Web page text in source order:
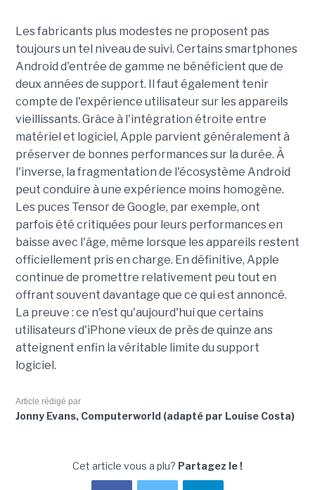
Les fabricants plus modestes ne proposent pas
toujours un tel niveau de suivi. Certains smartphones
Android d'entrée de gamme ne bénéficient que de
deux années de support. Il faut également tenir
compte de l'expérience utilisateur sur les appareils
vieillissants. Grâce à l'intégration étroite entre
matériel et logiciel, Apple parvient généralement à
préserver de bonnes performances sur la durée. À
l'inverse, la fragmentation de l'écosystème Android
peut conduire à une expérience moins homogène.
Les puces Tensor de Google, par exemple, ont
parfois été critiquées pour leurs performances en
baisse avec l'âge, même lorsque les appareils restent
officiellement pris en charge. En définitive, Apple
continue de promettre relativement peu tout en
offrant souvent davantage que ce qui est annoncé.
La preuve : ce n'est qu'aujourd'hui que certains
utilisateurs d'iPhone vieux de près de quinze ans
atteignent enfin la véritable limite du support
logiciel.
Article rédigé par
Jonny Evans, Computerworld (adapté par Louise Costa)
Cet article vous a plu? Partagez le !